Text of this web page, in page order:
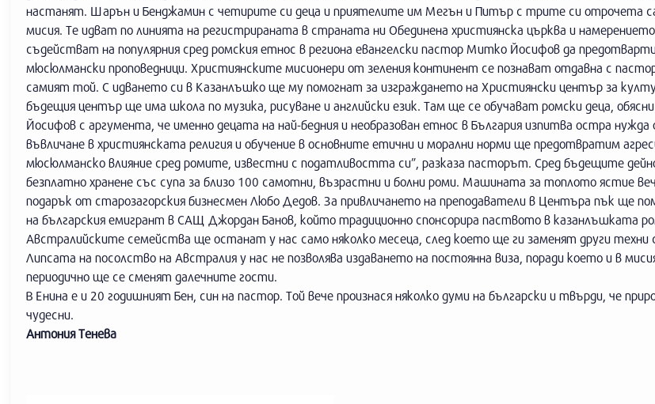
настанят. Шарън и Бенджамин с четирите си деца и приятелите им Мегън и Питър с трите си отрочета
мисия. Те идват по линията на регистрираната в страната ни Обединена християнска църква и
съдействат на популярния сред ромския етнос в региона евангелски пастор Митко Йосифов да
мюсюлмански проповедници. Християнските мисионери от зеления континент се познават отдавна с
самият той. С идването си в Казанлъшко ще му помогнат за изграждането на Християнски център за
бъдещия център ще има школа по музика, рисуване и английски език. Там ще се обучават ромски деца,
Йосифов с аргумента, че именно децата на най-бедния и необразован етнос в България изпитва остра
въвличане в християнската религия и обучение в основните етични и морални норми ще предотвратим
мюсюлманско влияние сред ромите, известни с податливостта си”, разказа пасторът. Сред бъдещите
безплатно хранене със супа за близо 100 самотни, възрастни и болни роми. Машината за топлото ястие
подарък от старозагорския бизнесмен Любо Дедов. За привличането на преподаватели в Центъра пък ще
на българския емигрант в САЩ Джордан Банов, който традиционно спонсорира паството в казанлъшката
Австралийските семейства ще останат у нас само няколко месеца, след което ще ги заменят други техни
Липсата на посолство на Австралия у нас не позволява издаването на постоянна виза, поради което и в
периодично ще се сменят далечните гости.
В Енина е и 20 годишният Бен, син на пастор. Той вече произнася няколко думи на български и твърди, че
чудесни.
Антония Тенева